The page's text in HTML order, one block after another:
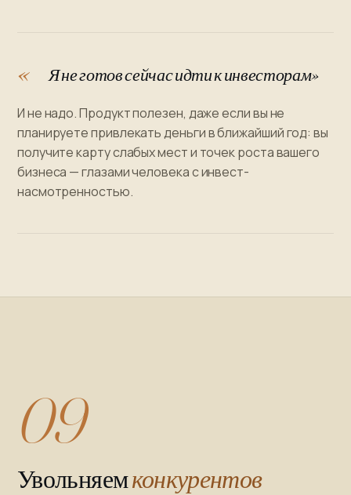
Я не готов сейчас идти к инвесторам»
И не надо. Продукт полезен, даже если вы не
планируете привлекать деньги в ближайший год: вы
получите карту слабых мест и точек роста вашего
бизнеса — глазами человека с инвест-
насмотренностью.
09
Увольняемконкурентов